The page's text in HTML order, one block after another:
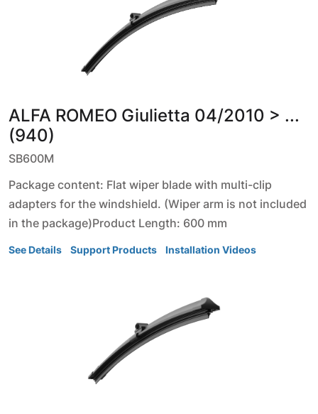
ALFA ROMEO Giulietta 04/2010 > ...
(940)
SB600M
Package content: Flat wiper blade with multi-clip
adapters for the windshield. (Wiper arm is not included
in the package)Product Length: 600 mm
See Details Support Products Installation Videos